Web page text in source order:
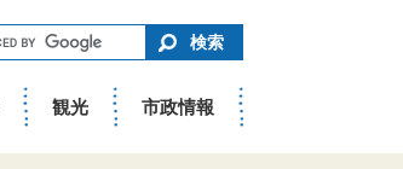
観光 市政情報